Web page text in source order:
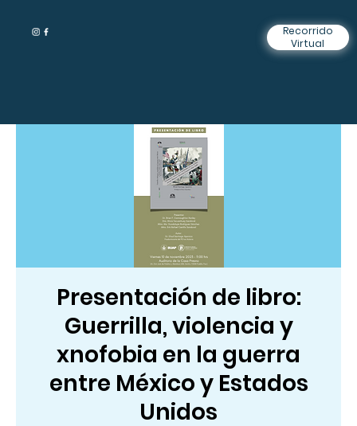
Recorrido
Virtual
Presentación de libro:
Guerrilla, violencia y
xnofobia en la guerra
entre México y Estados
Unidos